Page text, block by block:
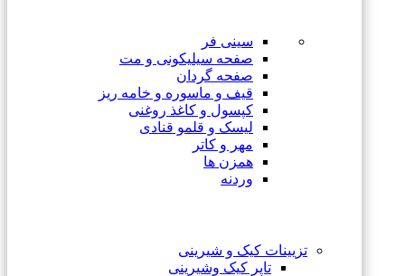
سینی فر
صفحه سیلیکونی و مت
صفحه گردان
قیف و ماسوره و خامه ریز
کپسول و کاغذ روغنی
لیسک و قلمو قنادی
مهر و کاتر
همزن ها
وردنه
تزیینات کیک و شیرینی
تاپر کیک وشیرینی